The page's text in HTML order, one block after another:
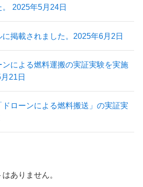
式会社Autonomy
2025年5月24日
に掲載されました。2025年6月2日
による燃料運搬の実証実験を実施
21日
ローンによる燃料搬送」の実証実
ありません。